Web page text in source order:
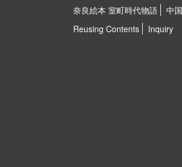
奈良絵本 室町時代物語
中
Reusing Contents
Inquiry